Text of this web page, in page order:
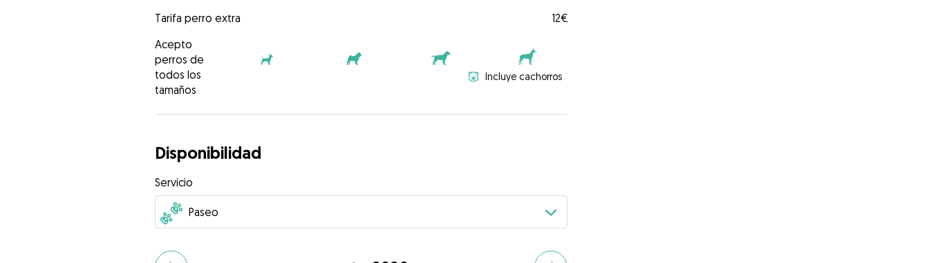
Tarifa perro extra
12€
Acepto
perros de
todos los
tamaños
Incluye cachorros
Disponibilidad
Servicio